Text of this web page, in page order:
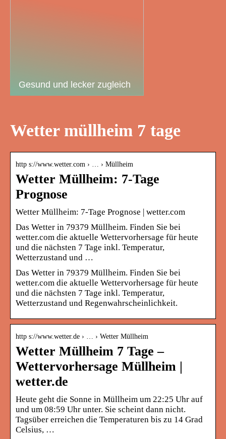
Gesund und lecker zugleich
Wetter müllheim 7 tage
http s://www.wetter.com › … › Müllheim
Wetter Müllheim: 7-Tage
Prognose
Wetter Müllheim: 7-Tage Prognose | wetter.com
Das Wetter in 79379 Müllheim. Finden Sie bei
wetter.com die aktuelle Wettervorhersage für heute
und die nächsten 7 Tage inkl. Temperatur,
Wetterzustand und …
Das Wetter in 79379 Müllheim. Finden Sie bei
wetter.com die aktuelle Wettervorhersage für heute
und die nächsten 7 Tage inkl. Temperatur,
Wetterzustand und Regenwahrscheinlichkeit.
http s://www.wetter.de › … › Wetter Müllheim
Wetter Müllheim 7 Tage –
Wettervorhersage Müllheim |
wetter.de
Heute geht die Sonne in Müllheim um 22:25 Uhr auf
und um 08:59 Uhr unter. Sie scheint dann nicht.
Tagsüber erreichen die Temperaturen bis zu 14 Grad
Celsius, …